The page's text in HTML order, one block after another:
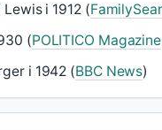
i 1912 (
(POLITICO Magazine
i 1942 (BBC News)